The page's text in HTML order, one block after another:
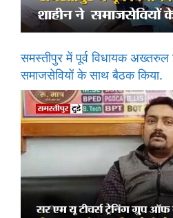
समस्तीपुर में पूर्व विधायक अख्तरुल
समाजसेवियों के साथ बैठक किया.